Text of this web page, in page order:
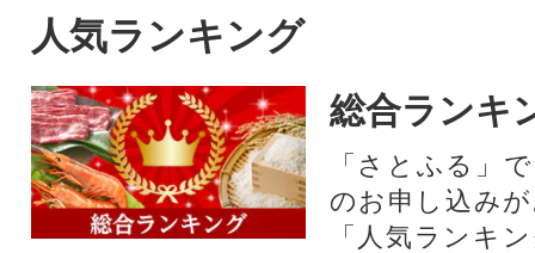
人気ランキング
総合ランキ
「さとふる」
のお申し込み
「人気ランキ